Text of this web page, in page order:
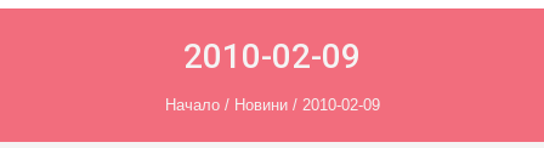
2010-02-09
Начало / Новини / 2010-02-09